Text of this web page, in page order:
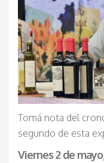
Tomá nota del
segundo de esta
Viernes 2 de